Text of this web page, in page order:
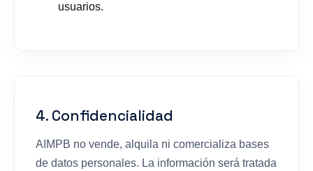
usuarios.
4. Confidencialidad
AIMPB no vende, alquila ni comercializa bases
de datos personales. La información será tratada